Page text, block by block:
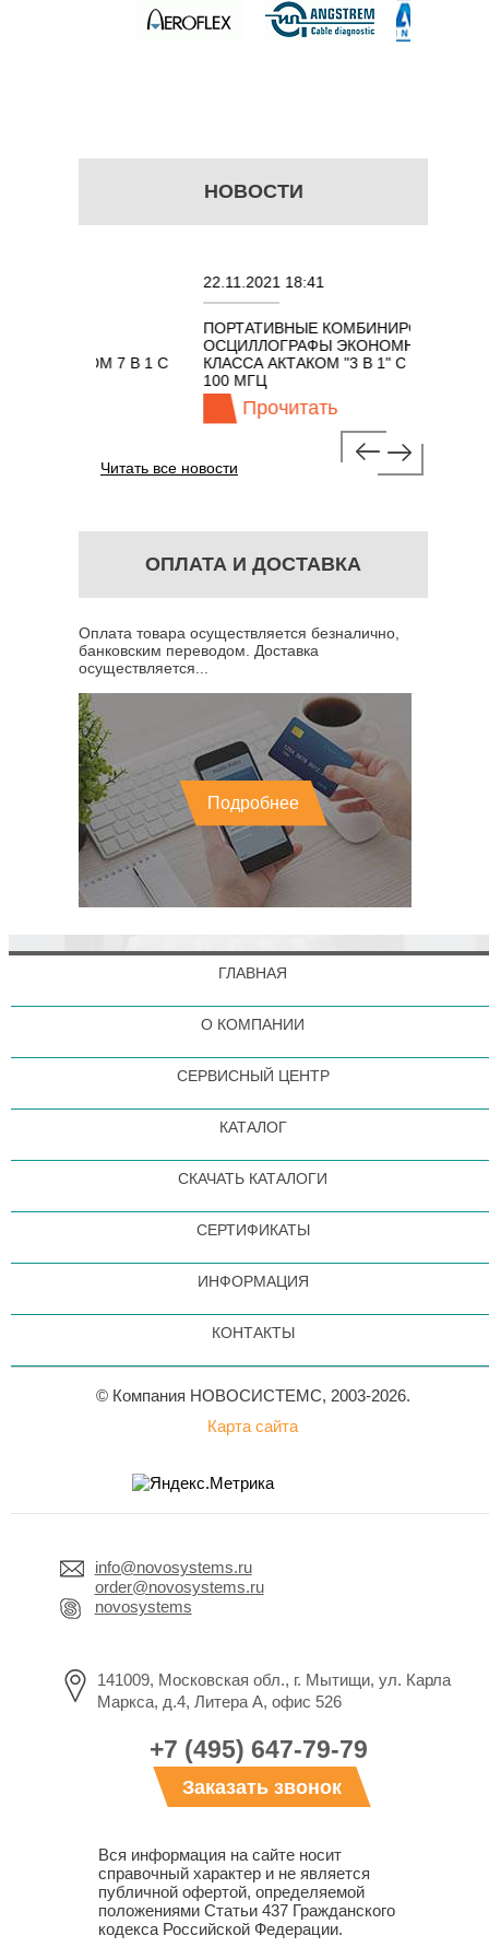
НОВОСТИ
7 В 1 С
22.11.2021 18:41
ПОРТАТИВНЫЕ КОМБИНИРОВАННЫЕ
ОСЦИЛЛОГРАФЫ ЭКОНОМНОГО
КЛАССА АКТАКОМ "3 В 1" С ПОЛОСОЙ
100 МГЦ
Прочитать
Читать все новости
ОПЛАТА И ДОСТАВКА
Оплата товара осуществляется безналично,
банковским переводом. Доставка
осуществляется...
Подробнее
ГЛАВНАЯ
О КОМПАНИИ
СЕРВИСНЫЙ ЦЕНТР
КАТАЛОГ
СКАЧАТЬ КАТАЛОГИ
СЕРТИФИКАТЫ
ИНФОРМАЦИЯ
КОНТАКТЫ
© Компания НОВОСИСТЕМС, 2003-2026.
Карта сайта
info@novosystems.ru
order@novosystems.ru
novosystems
141009, Московская обл., г. Мытищи, ул. Карла
Маркса, д.4, Литера А, офис 526
+7 (495) 647-79-79
Заказать звонок
Вся информация на сайте носит
справочный характер и не является
публичной офертой, определяемой
положениями Статьи 437 Гражданского
кодекса Российской Федерации.